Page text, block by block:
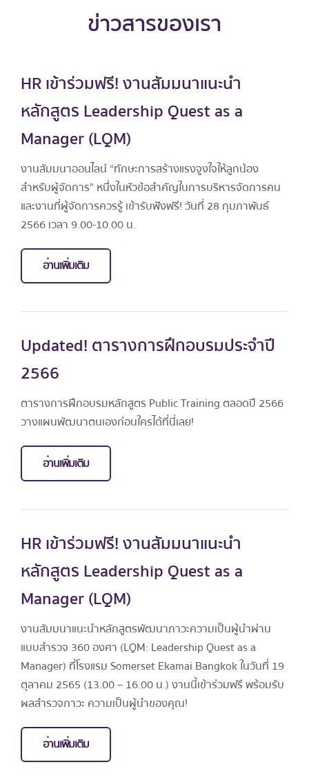
ข่าวสารของเรา
HR เข้าร่วมฟรี! งานสัมมนาแนะนำ
หลักสูตร Leadership Quest as a
Manager (LQM)
งานสัมมนาออนไลน์ “ทักษะการสร้างแรงจูงใจให้ลูกน้อง
สำหรับผู้จัดการ” หนึ่งในหัวข้อสำคัญในการบริหารจัดการคน
และงานที่ผู้จัดการควรรู้ เข้ารับฟังฟรี! วันที่ 28 กุมภาพันธ์
2566 เวลา 9.00-10.00 น.
อ่านเพิ่มเติม
Updated! ตารางการฝึกอบรมประจำปี
2566
ตารางการฝึกอบรมหลักสูตร Public Training ตลอดปี 2566
วางแผนพัฒนาตนเองก่อนใครได้ที่นี่เลย!
อ่านเพิ่มเติม
HR เข้าร่วมฟรี! งานสัมมนาแนะนำ
หลักสูตร Leadership Quest as a
Manager (LQM)
งานสัมมนาแนะนำหลักสูตรพัฒนาภาวะความเป็นผู้นำผ่าน
แบบสำรวจ 360 องศา (LQM: Leadership Quest as a
Manager) ที่โรงแรม Somerset Ekamai Bangkok ในวันที่ 19
ตุลาคม 2565 (13.00 – 16.00 น.) งานนี้เข้าร่วมฟรี พร้อมรับ
ผลสำรวจภาวะ ความเป็นผู้นำของคุณ!
อ่านเพิ่มเติม